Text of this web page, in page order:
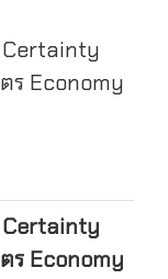
ร Economy
ร Economy